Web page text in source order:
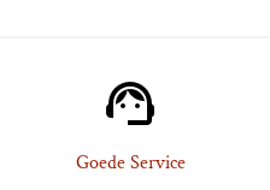
support_agent
Goede Service